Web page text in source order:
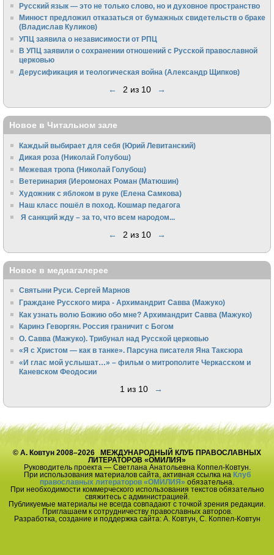
Русский язык — это не только слово, но и духовное пространство
Минюст предложил отказаться от бумажных свидетельств о браке
(Владислав Куликов)
УПЦ заявила о независимости от РПЦ
В УПЦ заявили о сохранении отношений с Русской православной
церковью
Дерусификация и теологическая война (Александр Щипков)
← 2 из 10 →
Новое в Читальном зале
Каждый выбирает для себя (Юрий Левитанский)
Дикая роза (Николай Голубош)
Межевая тропа (Николай Голубош)
Ветеринария (Иеромонах Роман (Матюшин)
Художник с яблоком в руке (Елена Самкова)
Наш класс пошёл в поход. Кошмар педагога
Я санкций жду – за то, что всем народом...
← 2 из 10 →
Новое в медиагалерее
Святыни Руси. Сергей Марнов
Граждане Русского мира - Архимандрит Савва (Мажуко)
Как узнать волю Божию обо мне? Архимандрит Савва (Мажуко)
Каринэ Геворгян. Россия граничит с Богом
О. Савва (Мажуко). Трибунал над Русской церковью
«Я с Христом — как в танке». Парсуна писателя Яна Таксюра
«И глас мой услышат…» – фильм о митрополите Черкасском и
Каневском Феодосии
1 из 10 →
© А. Ковтун 2008–2026 МЕЖДУНАРОДНЫЙ КЛУБ ПРАВОСЛАВНЫХ
ЛИТЕРАТОРОВ «ОМИЛИЯ»
Руководитель проекта — Светлана Анатольевна Коппел-Ковтун.
При использования материалов сайта, активная ссылка на Клуб
православных литераторов «ОМИЛИЯ» обязательна.
При необходимости коммерческого использования текстов обязательно
свяжитесь с администрацией.
Публикуемые материалы не всегда совпадают с точкой зрения редакции.
Приглашаем к сотрудничеству православных авторов.
Разработка, создание и поддержка сайта: А. Ковтун, С. Коппел-Ковтун